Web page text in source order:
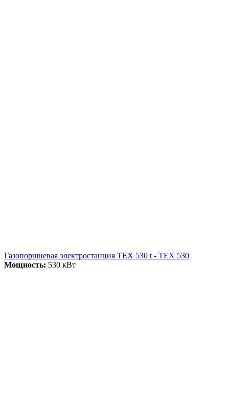
Газопоршневая электростанция ТЕХ 530 t - ТЕХ 530
Мощность: 530 кВт